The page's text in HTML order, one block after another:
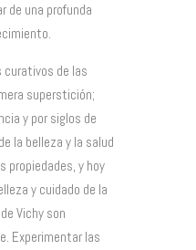
de una profunda
curativos de las
superstición;
y por siglos de
la belleza y la salud
propiedades, y hoy
y cuidado de la
Vichy son
Experimentar las